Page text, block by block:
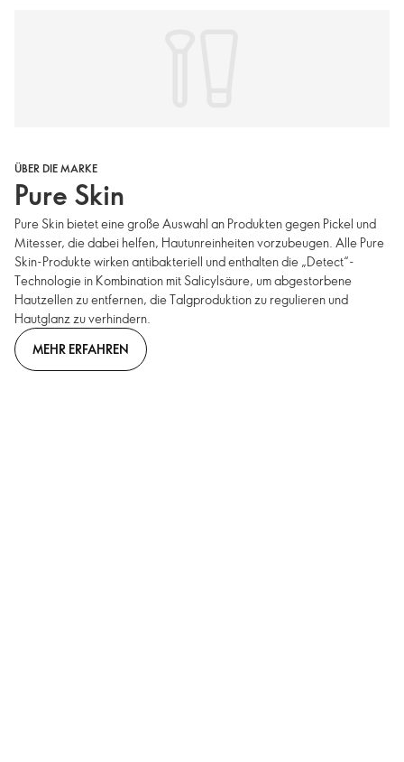
ÜBER DIE MARKE
Pure Skin
Pure Skin bietet eine große Auswahl an Produkten gegen Pickel und
Mitesser, die dabei helfen, Hautunreinheiten vorzubeugen. Alle Pure
Skin-Produkte wirken antibakteriell und enthalten die „Detect“-
Technologie in Kombination mit Salicylsäure, um abgestorbene
Hautzellen zu entfernen, die Talgproduktion zu regulieren und
Hautglanz zu verhindern.
MEHR ERFAHREN